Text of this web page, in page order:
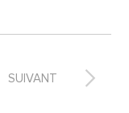

SUIVANT